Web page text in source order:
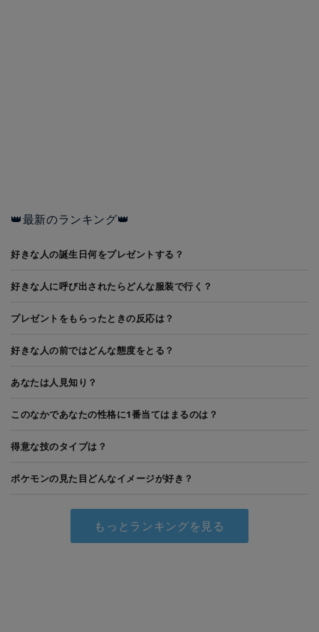
👑最新のランキング👑
好きな人の誕生日何をプレゼントする？
好きな人に呼び出されたらどんな服装で行く？
プレゼントをもらったときの反応は？
好きな人の前ではどんな態度をとる？
あなたは人見知り？
このなかであなたの性格に1番当てはまるのは？
得意な技のタイプは？
ポケモンの見た目どんなイメージが好き？
もっとランキングを見る